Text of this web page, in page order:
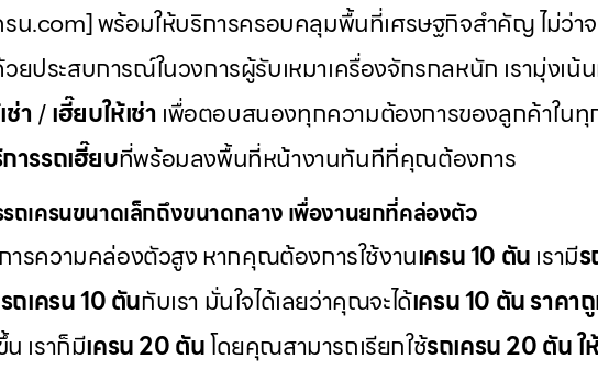
รน.com] พร้อมให้บริการครอบคลุมพื้นที่เศรษฐกิจสำคัญ ไม่ว่าจ
ยประสบการณ์ในวงการผู้รับเหมาเครื่องจักรกลหนัก เรามุ่งเน้
ช่า/เฮี๊ยบให้เช่า เพื่อตอบสนองทุกความต้องการของลูกค้าใน
ารรถเฮี๊ยบที่พร้อมลงพื้นที่หน้างานทันทีที่คุณต้องการ
ถเครนขนาดเล็กถึงขนาดกลาง เพื่องานยกที่คล่องตัว
รความคล่องตัวสูง หากคุณต้องการใช้งานเครน 10 ตัน เรามี
ถเครน 10 ตันกับเรา มั่นใจได้เลยว่าคุณจะได้เครน 10 ตัน ราคา
เราก็มีเครน 20 ตันโดยคุณสามารถเรียกใช้รถเครน 20 ตัน ใ